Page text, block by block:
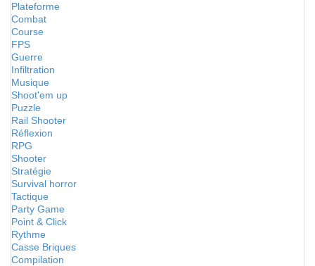
Plateforme
Combat
Course
FPS
Guerre
Infiltration
Musique
Shoot'em up
Puzzle
Rail Shooter
Réflexion
RPG
Shooter
Stratégie
Survival horror
Tactique
Party Game
Point & Click
Rythme
Casse Briques
Compilation